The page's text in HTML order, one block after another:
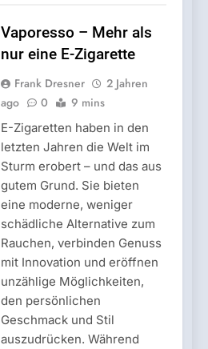
Vaporesso – Mehr als
nur eine E-Zigarette
Frank Dresner
2 Jahren
ago
0 9 mins
E-Zigaretten haben in den
letzten Jahren die Welt im
Sturm erobert – und das aus
gutem Grund. Sie bieten
eine moderne, weniger
schädliche Alternative zum
Rauchen, verbinden Genuss
mit Innovation und eröffnen
unzählige Möglichkeiten,
den persönlichen
Geschmack und Stil
auszudrücken. Während